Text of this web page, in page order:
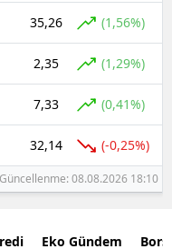
35,26 (1,56%)
2,35 (1,29%)
7,33 (0,41%)
32,14 (-0,25%)
08.08.2026 18:10
Eko Gündem